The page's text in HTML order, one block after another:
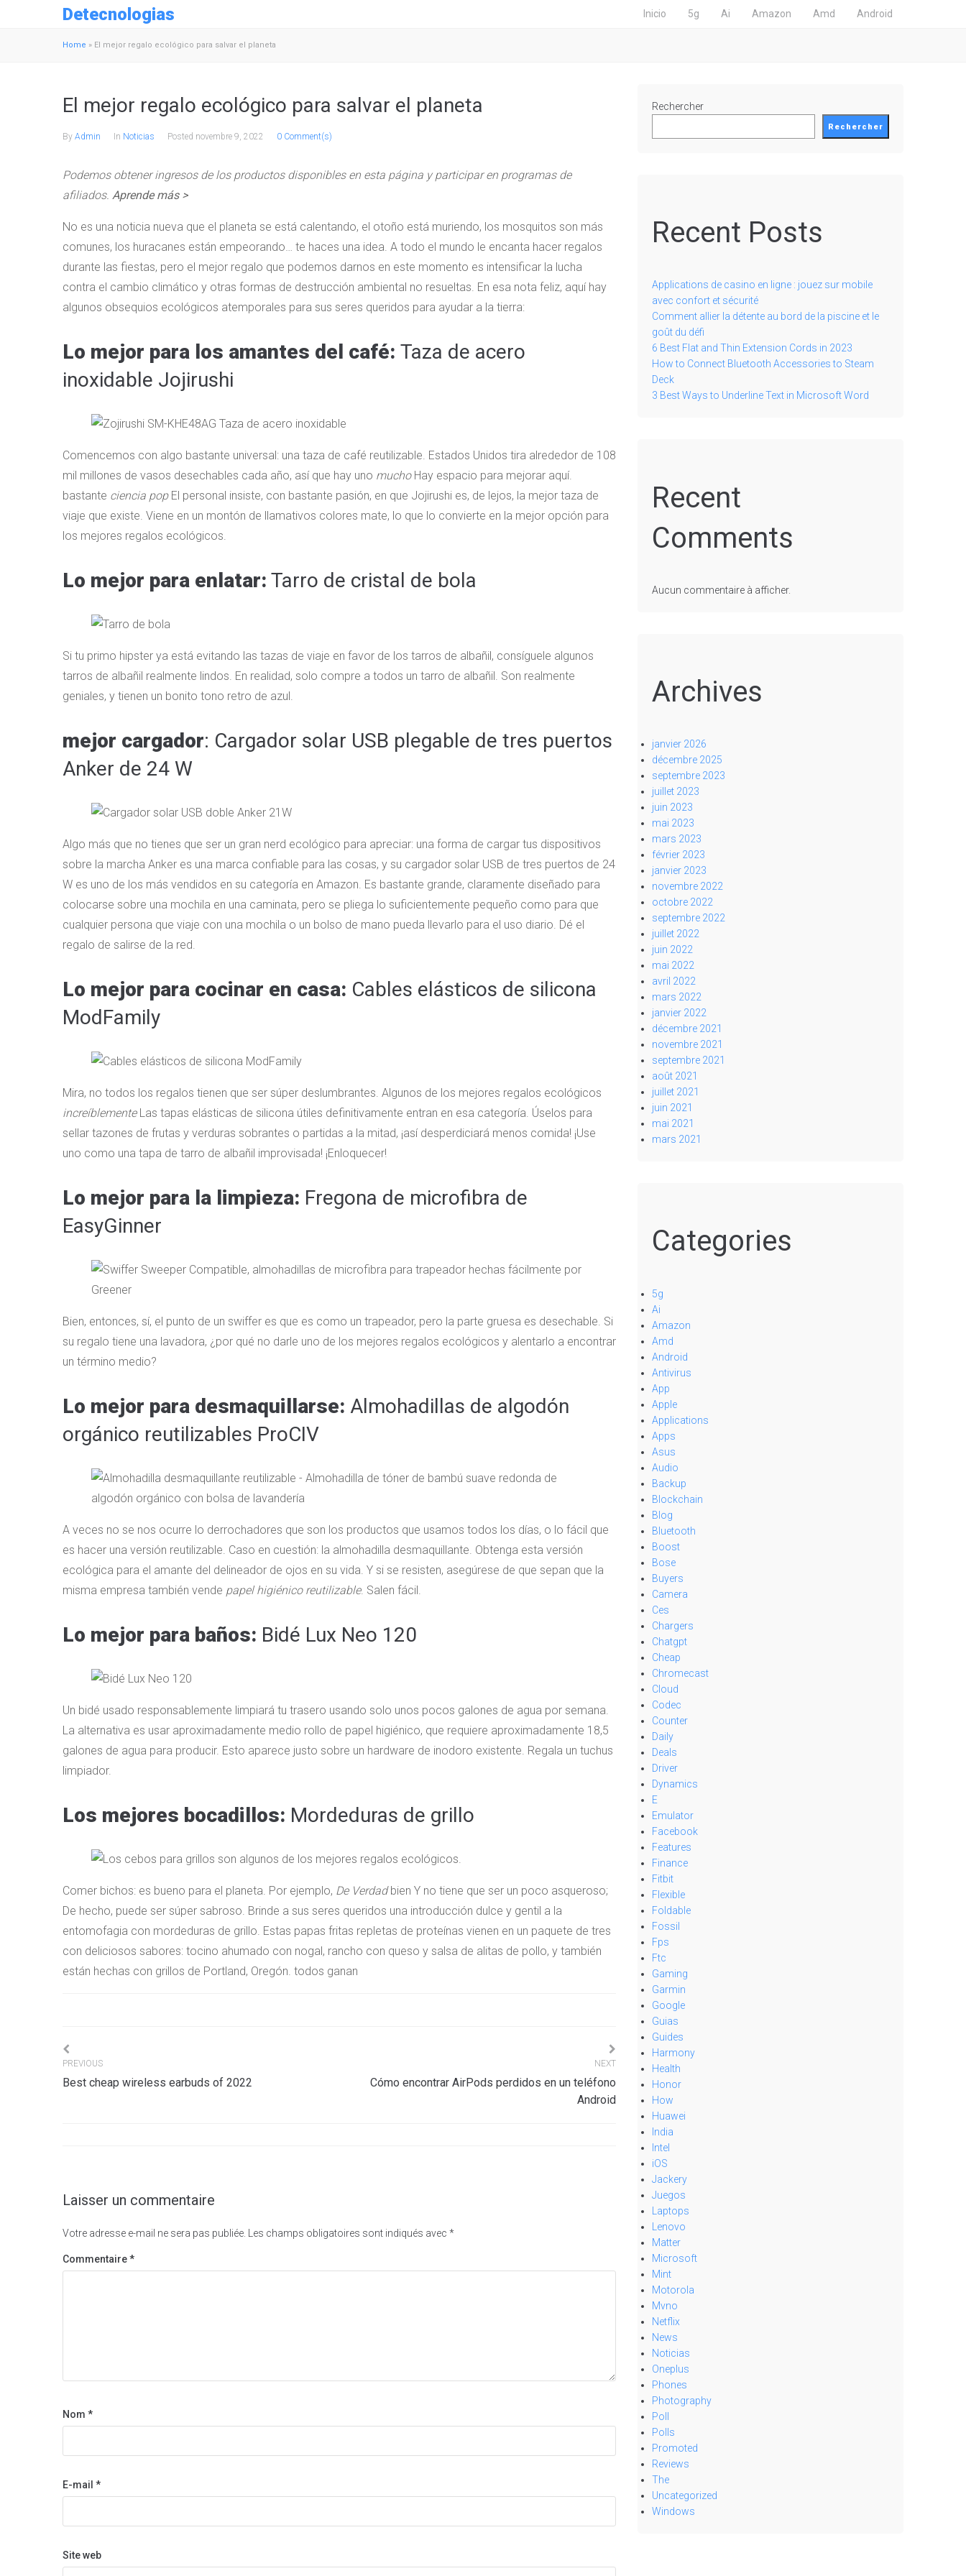
Detecnologias Inicio 5g Ai Amazon Amd Android
Home » El mejor regalo ecológico para salvar el planeta
El mejor regalo ecológico para salvar el planeta
By Admin In Noticias Posted novembre 9, 2022 0 Comment(s)
Podemos obtener ingresos de los productos disponibles en esta página y participar en programas de
afiliados. Aprende más >
No es una noticia nueva que el planeta se está calentando, el otoño está muriendo, los mosquitos son más
comunes, los huracanes están empeorando… te haces una idea. A todo el mundo le encanta hacer regalos
durante las fiestas, pero el mejor regalo que podemos darnos en este momento es intensificar la lucha
contra el cambio climático y otras formas de destrucción ambiental no resueltas. En esa nota feliz, aquí hay
algunos obsequios ecológicos atemporales para sus seres queridos para ayudar a la tierra:
Lo mejor para los amantes del café: Taza de acero
inoxidable Jojirushi
Comencemos con algo bastante universal: una taza de café reutilizable. Estados Unidos tira alrededor de 108
mil millones de vasos desechables cada año, así que hay uno muchoHay espacio para mejorar aquí.
bastante ciencia popEl personal insiste, con bastante pasión, en que Jojirushi es, de lejos, la mejor taza de
viaje que existe. Viene en un montón de llamativos colores mate, lo que lo convierte en la mejor opción para
los mejores regalos ecológicos.
Lo mejor para enlatar: Tarro de cristal de bola
Si tu primo hipster ya está evitando las tazas de viaje en favor de los tarros de albañil, consíguele algunos
tarros de albañil realmente lindos. En realidad, solo compre a todos un tarro de albañil. Son realmente
geniales, y tienen un bonito tono retro de azul.
mejor cargador: Cargador solar USB plegable de tres puertos
Anker de 24 W
Algo más que no tienes que ser un gran nerd ecológico para apreciar: una forma de cargar tus dispositivos
sobre la marcha Anker es una marca confiable para las cosas, y su cargador solar USB de tres puertos de 24
W es uno de los más vendidos en su categoría en Amazon. Es bastante grande, claramente diseñado para
colocarse sobre una mochila en una caminata, pero se pliega lo suficientemente pequeño como para que
cualquier persona que viaje con una mochila o un bolso de mano pueda llevarlo para el uso diario. Dé el
regalo de salirse de la red.
Lo mejor para cocinar en casa: Cables elásticos de silicona
ModFamily
Mira, no todos los regalos tienen que ser súper deslumbrantes. Algunos de los mejores regalos ecológicos
increíblementeLas tapas elásticas de silicona útiles definitivamente entran en esa categoría. Úselos para
sellar tazones de frutas y verduras sobrantes o partidas a la mitad, ¡así desperdiciará menos comida! ¡Use
uno como una tapa de tarro de albañil improvisada! ¡Enloquecer!
Lo mejor para la limpieza: Fregona de microfibra de
EasyGinner
Bien, entonces, sí, el punto de un swiffer es que es como un trapeador, pero la parte gruesa es desechable. Si
su regalo tiene una lavadora, ¿por qué no darle uno de los mejores regalos ecológicos y alentarlo a encontrar
un término medio?
Lo mejor para desmaquillarse: Almohadillas de algodón
orgánico reutilizables ProCIV
A veces no se nos ocurre lo derrochadores que son los productos que usamos todos los días, o lo fácil que
es hacer una versión reutilizable. Caso en cuestión: la almohadilla desmaquillante. Obtenga esta versión
ecológica para el amante del delineador de ojos en su vida. Y si se resisten, asegúrese de que sepan que la
misma empresa también vende papel higiénico reutilizable. Salen fácil.
Lo mejor para baños: Bidé Lux Neo 120
Un bidé usado responsablemente limpiará tu trasero usando solo unos pocos galones de agua por semana.
La alternativa es usar aproximadamente medio rollo de papel higiénico, que requiere aproximadamente 18,5
galones de agua para producir. Esto aparece justo sobre un hardware de inodoro existente. Regala un tuchus
limpiador.
Los mejores bocadillos: Mordeduras de grillo
Comer bichos: es bueno para el planeta. Por ejemplo, De Verdadbien Y no tiene que ser un poco asqueroso;
De hecho, puede ser súper sabroso. Brinde a sus seres queridos una introducción dulce y gentil a la
entomofagia con mordeduras de grillo. Estas papas fritas repletas de proteínas vienen en un paquete de tres
con deliciosos sabores: tocino ahumado con nogal, rancho con queso y salsa de alitas de pollo, y también
están hechas con grillos de Portland, Oregón. todos ganan
Navigation
PREVIOUS
Best cheap wireless earbuds of 2022
NEXT
Cómo encontrar AirPods perdidos en un teléfono
Android
Laisser un commentaire
Votre adresse e-mail ne sera pas publiée. Les champs obligatoires sont indiqués avec *
Commentaire*
Nom *
E-mail *
Site web
Rechercher
Rechercher
Recent Posts
Applications de casino en ligne : jouez sur mobile
avec confort et sécurité
Comment allier la détente au bord de la piscine et le
goût du défi
6 Best Flat and Thin Extension Cords in 2023
How to Connect Bluetooth Accessories to Steam
Deck
3 Best Ways to Underline Text in Microsoft Word
Recent
Comments
Aucun commentaire à afficher.
Archives
janvier 2026
décembre 2025
septembre 2023
juillet 2023
juin 2023
mai 2023
mars 2023
février 2023
janvier 2023
novembre 2022
octobre 2022
septembre 2022
juillet 2022
juin 2022
mai 2022
avril 2022
mars 2022
janvier 2022
décembre 2021
novembre 2021
septembre 2021
août 2021
juillet 2021
juin 2021
mai 2021
mars 2021
Categories
5g
Ai
Amazon
Amd
Android
Antivirus
App
Apple
Applications
Apps
Asus
Audio
Backup
Blockchain
Blog
Bluetooth
Boost
Bose
Buyers
Camera
Ces
Chargers
Chatgpt
Cheap
Chromecast
Cloud
Codec
Counter
Daily
Deals
Driver
Dynamics
E
Emulator
Facebook
Features
Finance
Fitbit
Flexible
Foldable
Fossil
Fps
Ftc
Gaming
Garmin
Google
Guias
Guides
Harmony
Health
Honor
How
Huawei
India
Intel
iOS
Jackery
Juegos
Laptops
Lenovo
Matter
Microsoft
Mint
Motorola
Mvno
Netflix
News
Noticias
Oneplus
Phones
Photography
Poll
Polls
Promoted
Reviews
The
Uncategorized
Windows